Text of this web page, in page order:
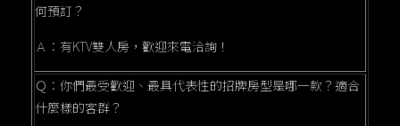
何預訂？
Ａ：有KTV雙人房，歡迎來電洽詢！
Ｑ：你們最受歡迎、最具代表性的招牌房型是哪一款？適合
什麼樣的客群？